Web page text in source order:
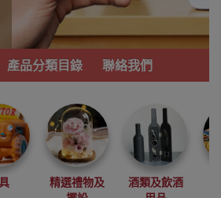
產品分類目錄 聯絡我們
精選禮物及
酒類及飲酒